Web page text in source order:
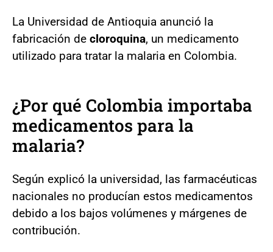
La Universidad de Antioquia anunció la
fabricación de cloroquina, un medicamento
utilizado para tratar la malaria en Colombia.
¿Por qué Colombia importaba
medicamentos para la
malaria?
Según explicó la universidad, las farmacéuticas
nacionales no producían estos medicamentos
debido a los bajos volúmenes y márgenes de
contribución.